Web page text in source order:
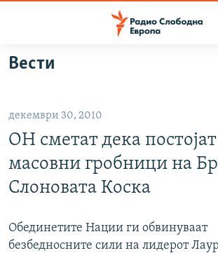
Оди
на
главната
навигација
Премини
на
ВИЗУЕЛНО
ШТО ТРЕБА ДА ЗНАЕТЕ
ПОДКАСТ ЗОШТО?
Вести
декември 30, 2010
ОН сметат дека постојат
масовни гробници на
Слоновата Коска
Обединетите Нации ги обвинуваат
безбедносните сили на лидерот